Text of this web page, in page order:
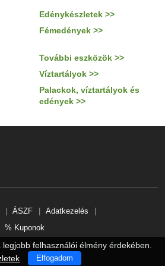
Edénykészletek >>
Fémedények >>
További eszközök >>
Víztartályok >>
Palackok, víztartályok és
edények >>
ÁSZF
Adatkezelés
% Kuponok
felhasználói élmény érdekében.
Elfogadom